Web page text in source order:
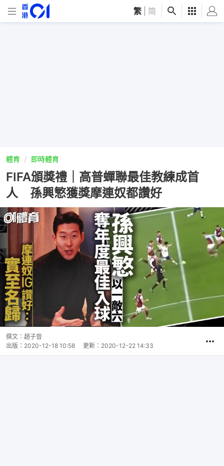
繁 简
體育 即時體育
FIFA頒獎禮｜高普蟬聯最佳教練成首
人 孫興慜獲獎摩連奴都讚好
撰文： 趙子晉
出版： 2020-12-18 10:58 更新： 2020-12-22 14:33